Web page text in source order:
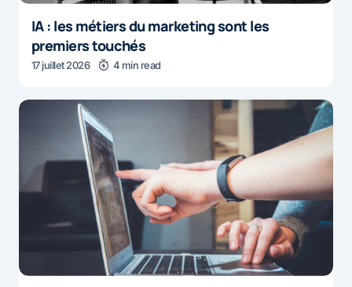
IA : les métiers du marketing sont les
premiers touchés
17 juillet 2026 4 min read